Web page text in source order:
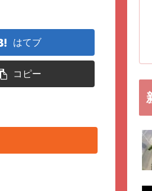
はてブ
コピー